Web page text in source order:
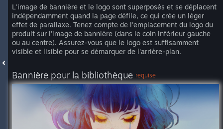
L'image de bannière et le logo sont superposés et se déplacent
indépendamment quand la page défile, ce qui crée un léger
effet de parallaxe. Tenez compte de l'emplacement du logo du
produit sur l'image de bannière (dans le coin inférieur gauche
ou au centre). Assurez-vous que le logo est suffisamment
visible et lisible pour se démarquer de l'arrière-plan.
Bannière pour la bibliothèque requise